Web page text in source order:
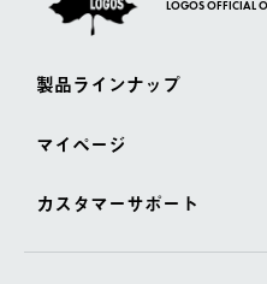
LOGOS OFFICIAL
製品ラインナップ
マイページ
カスタマーサポート